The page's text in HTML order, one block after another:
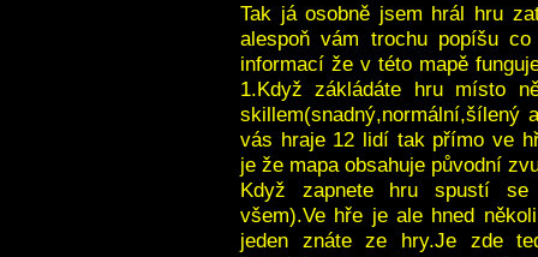
Tak já osobně jsem hrál hru
alespoň vám trochu popíšu
informací že v této mapě
1.Když zákládáte hru místo
vás hraje 12 lidí tak přímo ve
je že mapa obsahuje původní
Když zapnete hru spustí se
všem).Ve hře je ale hned
jeden znáte ze hry.Je zde